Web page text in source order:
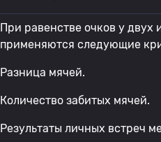
При равенстве очков у двух
применяются следующие
Разница мячей.
Количество забитых мячей.
Результаты личных встреч